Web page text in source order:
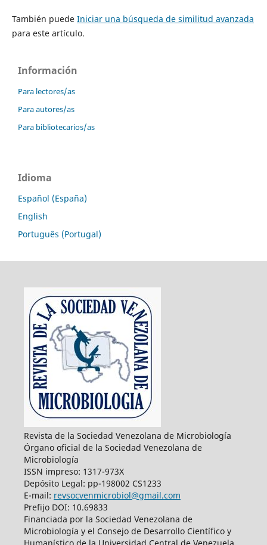
También puede Iniciar una búsqueda de similitud avanzada
para este artículo.
Información
Para lectores/as
Para autores/as
Para bibliotecarios/as
Idioma
Español (España)
English
Português (Portugal)
Revista de la Sociedad Venezolana de Microbiología
Órgano oficial de la Sociedad Venezolana de
Microbiología
ISSN impreso: 1317-973X
Depósito Legal: pp-198002 CS1233
E-mail: revsocvenmicrobiol@gmail.com
Prefijo DOI: 10.69833
Financiada por la Sociedad Venezolana de
Microbiología y el Consejo de Desarrollo Científico y